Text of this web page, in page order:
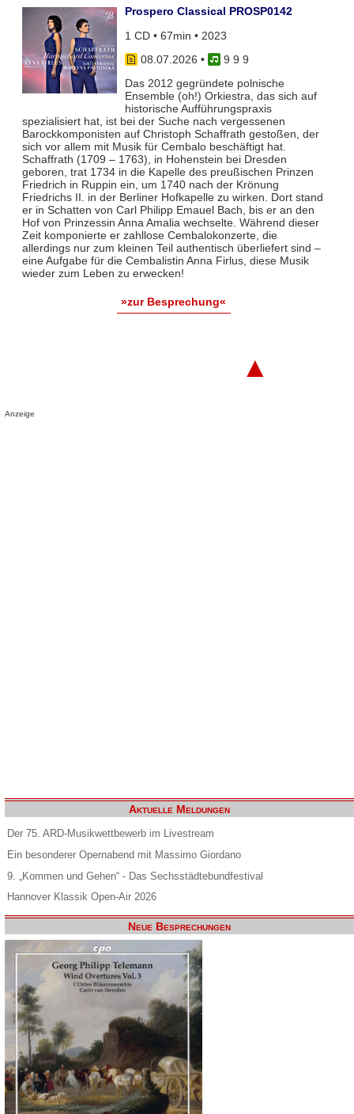
Prospero Classical PROSP0142
1 CD • 67min • 2023
08.07.2026 •
9 9 9
Das 2012 gegründete polnische
Ensemble (oh!) Orkiestra, das sich auf
historische Aufführungspraxis
spezialisiert hat, ist bei der Suche nach vergessenen
Barockkomponisten auf Christoph Schaffrath gestoßen, der
sich vor allem mit Musik für Cembalo beschäftigt hat.
Schaffrath (1709 – 1763), in Hohenstein bei Dresden
geboren, trat 1734 in die Kapelle des preußischen Prinzen
Friedrich in Ruppin ein, um 1740 nach der Krönung
Friedrichs II. in der Berliner Hofkapelle zu wirken. Dort stand
er in Schatten von Carl Philipp Emauel Bach, bis er an den
Hof von Prinzessin Anna Amalia wechselte. Während dieser
Zeit komponierte er zahllose Cembalokonzerte, die
allerdings nur zum kleinen Teil authentisch überliefert sind –
eine Aufgabe für die Cembalistin Anna Firlus, diese Musik
wieder zum Leben zu erwecken!
»zur Besprechung«
▲
Anzeige
Aktuelle Meldungen
Der 75. ARD-Musikwettbewerb im Livestream
Ein besonderer Opernabend mit Massimo Giordano
9. „Kommen und Gehen“ - Das Sechsstädtebundfestival
Hannover Klassik Open-Air 2026
Neue Besprechungen